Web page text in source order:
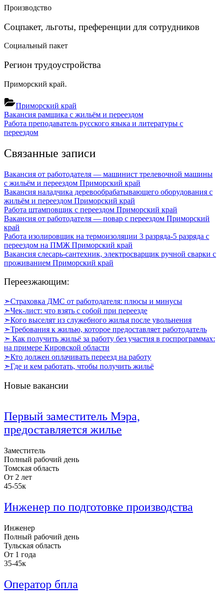
Производство
Соцпакет, льготы, преференции для сотрудников
Социальный пакет
Регион трудоустройства
Приморский край.
Приморский край
Навигация
по
Предыдущая
запись:
Вакансия рамщика с жильём и переездом
Следующая
запись:
Работа преподаватель русского языка и литературы с
переездом
Связанные записи
Вакансия от работодателя — машинист трелевочной машины
с жильём и переездом Приморский край
Вакансия наладчика деревообрабатывающего оборудования с
жильём и переездом Приморский край
Работа штамповщик с переездом Приморский край
Вакансия от работодателя — повар с переездом Приморский
край
Работа изолировщик на термоизоляции 3 разряда-5 разряда с
переездом на ПМЖ Приморский край
Вакансия слесарь-сантехник, электросварщик ручной сварки с
проживанием Приморский край
Переезжающим:
➣Страховка ДМС от работодателя: плюсы и минусы
➣Чек-лист: что взять с собой при переезде
➣Кого выселят из служебного жилья после увольнения
➣Требования к жилью, которое предоставляет работодатель
➣ Как получить жильё за работу без участия в госпрограммах:
на примере Кировской области
➣Кто должен оплачивать переезд на работу
➣Где и кем работать, чтобы получить жильё
Новые вакансии
Первый заместитель Мэра,
предоставляется жилье
Заместитель
Полный рабочий день
Томская область
От 2 лет
45-55к
Инженер по подготовке производства
Инженер
Полный рабочий день
Тульская область
От 1 года
35-45к
Оператор бпла